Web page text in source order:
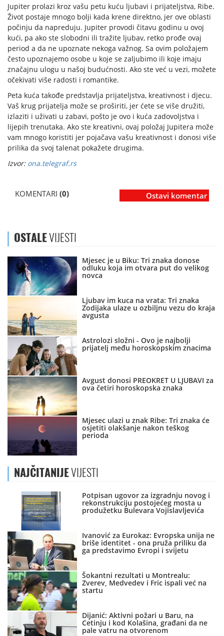
Jupiter prolazi kroz vašu petu kuću ljubavi i prijateljstva, Ribe.
Život postaje mnogo bolji kada krene direktno, jer ove oblasti
počinju da napreduju. Jupiter provodi čitavu godinu u ovoj
kući, pa ako ste slobodni ili tražite ljubav, retko prođe ovaj
period a da ne upoznate nekoga važnog. Sa ovim položajem
često upoznajemo osobe u koje se zaljubimo ili koje imaju
značajnu ulogu u našoj budućnosti. Ako ste već u vezi, možete
očekivati više radosti i romantike.
Peta kuća takođe predstavlja prijateljstva, kreativnost i djecu.
Vaš krug prijatelja može se proširiti, jer ćete se više družiti,
izlaziti i uživati u zabavi, pošto je ovo i kuća zadovoljstva i
lijepih trenutaka. Ako ste kreativni, ovaj položaj Jupitera može
vam mnogo koristiti jer pojačava vašu kreativnost i donosi više
prilika da svoj talenat pokažete drugima.
Izvor: ona.telegraf.rs
KOMENTARI (0) Ostavi komentar
OSTALEVIJESTI
Mjesec je u Biku: Tri znaka donose
odluku koja im otvara put do velikog
novca
Ljubav im kuca na vrata: Tri znaka
Zodijaka ulaze u ozbiljnu vezu do kraja
avgusta
Astrolozi složni - Ovo je najbolji
prijatelj među horoskopskim znacima
Avgust donosi PREOKRET U LJUBAVI za
ova četiri horoskopska znaka
Mjesec ulazi u znak Ribe: Tri znaka će
osjetiti olakšanje nakon teškog
perioda
NAJČITANIJEVIJESTI
Potpisan ugovor za izgradnju novog i
rekonstrukciju postojećeg mosta u
produžetku Bulevara Vojislavljevića
Ivanović za Eurokaz: Evropska unija ne
briše identitet - ona pruža priliku da
ga predstavimo Evropi i svijetu
Šokantni rezultati u Montrealu:
Zverev, Medvedev i Fric ispali već na
startu
Dijanić: Aktivni požari u Baru, na
Cetinju i kod Kolašina, građani da ne
pale vatru na otvorenom